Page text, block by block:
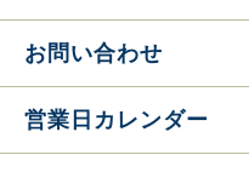
お問い合わせ
営業日カレンダー